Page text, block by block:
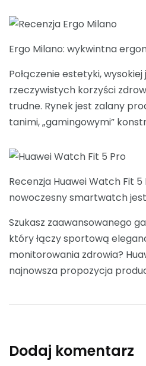
Ergo Milano: wykwintna
Połączenie estetyki,
rzeczywistych korzyści
trudne. Rynek jest zalany
tanimi, „gamingowymi”
Recenzja Huawei Watch Fit
nowoczesny smartwatch
Szukasz zaawansowanego
który łączy sportową
monitorowania zdrowia?
najnowsza propozycja
Dodaj komentarz